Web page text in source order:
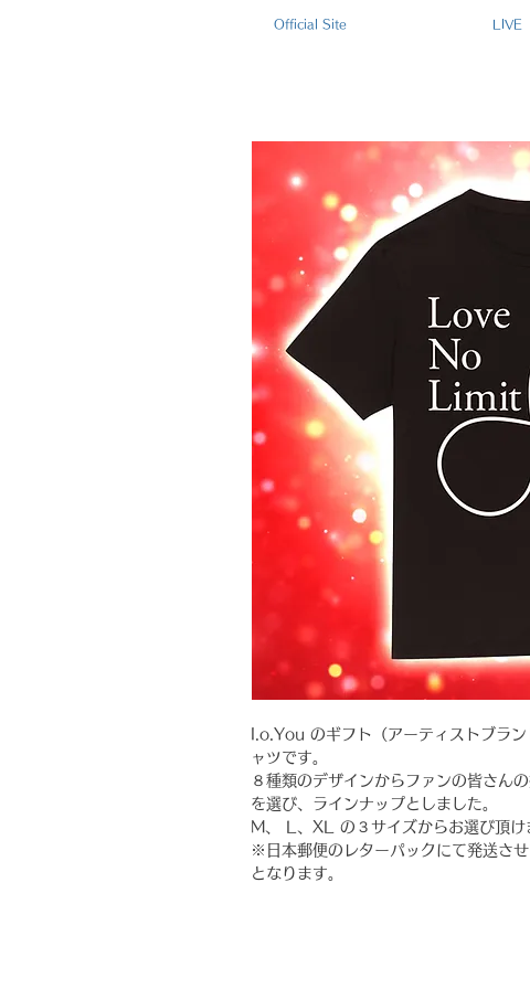
Official Site LIVE
I.o.You のギフト（アーティストブラ
ャツです。
８種類のデザインからファンの皆さん
を選び、ラインナップとしました。
M、 L、XL の３サイズからお選び頂け
※日本郵便のレターパックにて発送さ
となります。